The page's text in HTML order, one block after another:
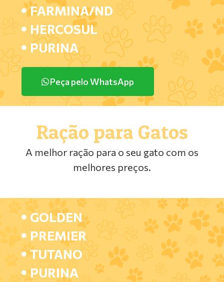
FARMINA/ND
HERCOSUL
PURINA
Peça pelo WhatsApp
Ração para Gatos
A melhor ração para o seu gato com os
melhores preços.
GOLDEN
PREMIER
TUTANO
PURINA